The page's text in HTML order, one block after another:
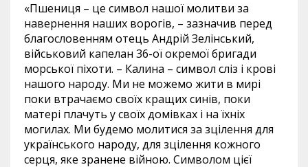
«Пшениця – це символ нашої молитви за
навернення наших ворогів, – зазначив перед
благословенням отець Андрій Зелінський,
військовий капелан 36-ої окремої бригади
морської піхоти. – Калина – символ сліз і крові
нашого народу. Ми не можемо жити в мирі
поки втрачаємо своїх кращих синів, поки
матері плачуть у своїх домівках і на їхніх
могилах. Ми будемо молитися за зцілення для
українського народу, для зцілення кожного
серця, яке зранене війною. Символом цієї